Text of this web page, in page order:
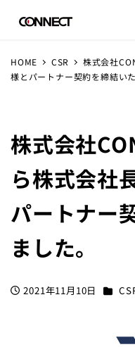
HOME CSR
株式会社
様とパートナー契約を締結いた
株式会社
ら株式会社
パートナー
ました。
投稿日
2021年11月10日 カテゴ